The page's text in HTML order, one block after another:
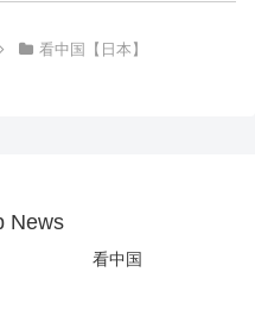
看中国【日本】
News
看中国